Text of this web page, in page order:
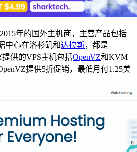
年的国外主机商，主营产品包括
中心在洛杉矶和达拉斯，都是
供的VPS主机包括OpenVZ和KVM
提供5折促销，最低月付1.25美